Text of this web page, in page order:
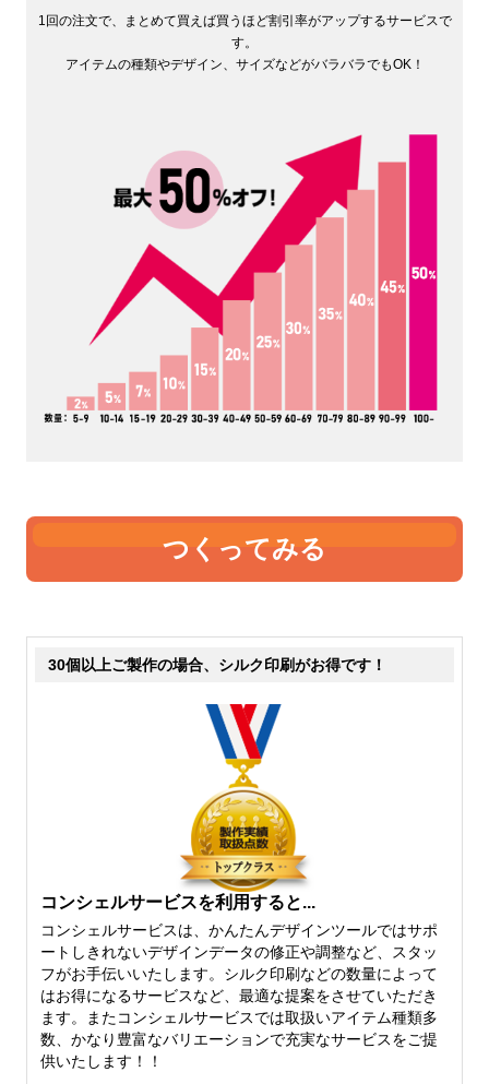
4オンス
いちばん薄手です。中身が透
けて見えるのが分かります。
価格が安いのでノベルティや
販促として製作する事が多い
です。たためる機能のあるエ
コバッグなどは、4オンスで
作っているものが比較的多い
です。
5オンス
薄手です。5オンスも中身が
透けて見えます。やや4オン
スよりも厚くなりますので、
ちょっとしっかりとした雰囲
気にはなります。手軽なトー
さそうです。
表現が難しいのですが、薄手
の中では、厚手です。透け具
合もだいぶ気にならないレベ
ルです。たたんだりできる厚
若干透けますが、中身が見え
るということは無いと思って
大丈夫です。ここから中厚手
になり、しっかりとした雰囲
気がありながらも、柔らかさ
さになります。
10オンス
10オンスになると、しっかり
としたトートバッグを作りた
いという片には、おすすめで
12オンス
厚手のしっかりトートバッグ
といえば、12オンス。生地も
1回の注文で、まとめて買えば買うほど割引率がアップするサービスで
す。
アイテムの種類やデザイン、サイズなどがバラバラでもOK！
つくってみる
30個以上ご製作の場合、シルク印刷がお得です！
コンシェルサービスを利用すると...
コンシェルサービスは、かんたんデザインツールではサポ
ートしきれないデザインデータの修正や調整など、スタッ
フがお手伝いいたします。シルク印刷などの数量によって
はお得になるサービスなど、最適な提案をさせていただき
ます。またコンシェルサービスでは取扱いアイテム種類多
数、かなり豊富なバリエーションで充実なサービスをご提
供いたします！！